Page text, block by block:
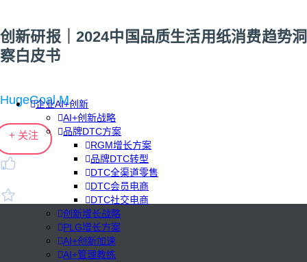
企业AI+创新
AI+创新战略
品牌DTC方案
RGM增长方案
品牌DTC转型
DTC全渠道零售
DTC会员电商
DTC社交电商
创新增长战略
PLG增长方案
AI+创新加速
AI+管理教练
创新研报｜2024中国品质生活用纸消费趋势洞
察白皮书
HugeGoal M
+ 关注